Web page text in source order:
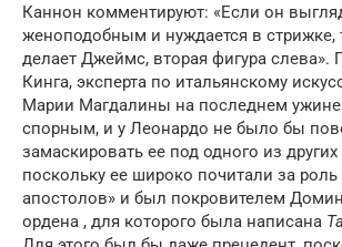
Каннон комментируют: «Если он
женоподобным и нуждается в стрижке,
делает Джеймс, вторая фигура слева».
Кинга, эксперта по итальянскому
Марии Магдалины на последнем
спорным, и у Леонардо не было бы
замаскировать ее под одного из
поскольку ее широко почитали за роль
апостолов» и был покровителем
ордена , для которого была написана